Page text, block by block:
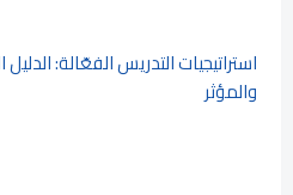
استراتيجيات التدريس الفعّالة:
والمؤثر